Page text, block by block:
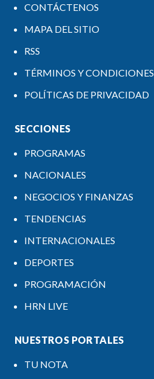
CONTÁCTENOS
MAPA DEL SITIO
RSS
TÉRMINOS Y CONDICIONES
POLÍTICAS DE PRIVACIDAD
SECCIONES
PROGRAMAS
NACIONALES
NEGOCIOS Y FINANZAS
TENDENCIAS
INTERNACIONALES
DEPORTES
PROGRAMACIÓN
HRN LIVE
NUESTROS PORTALES
TU NOTA